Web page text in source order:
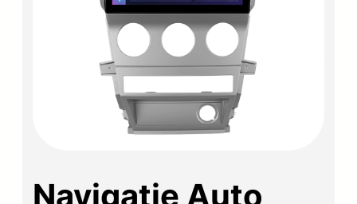
Navigație Auto